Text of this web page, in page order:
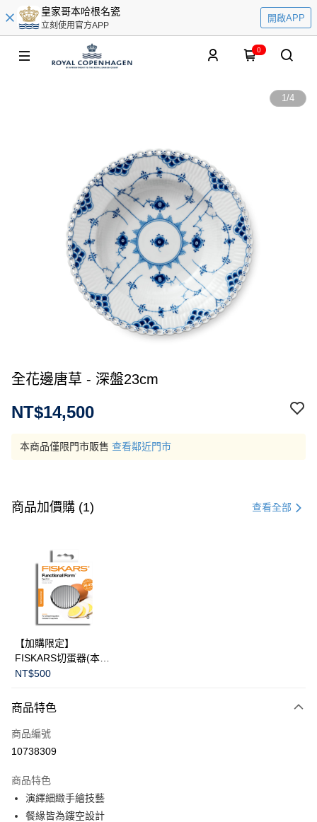
皇家哥本哈根名瓷
立刻使用官方APP
開啟APP
0
1/4
全花邊唐草 - 深盤23cm
NT$14,500
本商品僅限門市販售 查看鄰近門市
商品加價購 (1) 查看全部
【加購限定】
FISKARS切蛋器(本商
品不提供破損保證)
NT$500
商品特色
商品編號
10738309
商品特色
演繹細緻手繪技藝
餐緣皆為鏤空設計